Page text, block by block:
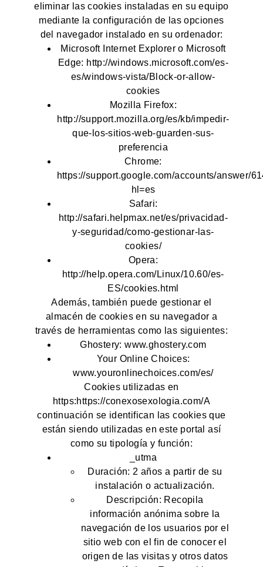
eliminar las cookies instaladas en su equipo
mediante la configuración de las opciones
del navegador instalado en su ordenador:
Microsoft Internet Explorer o Microsoft
Edge: http://windows.microsoft.com/es-
es/windows-vista/Block-or-allow-
cookies
Mozilla Firefox:
http://support.mozilla.org/es/kb/impedir-
que-los-sitios-web-guarden-sus-
preferencia
Chrome:
https://support.google.com/accounts/answer/
hl=es
Safari:
http://safari.helpmax.net/es/privacidad-
y-seguridad/como-gestionar-las-
cookies/
Opera:
http://help.opera.com/Linux/10.60/es-
ES/cookies.html
Además, también puede gestionar el
almacén de cookies en su navegador a
través de herramientas como las siguientes:
Ghostery: www.ghostery.com
Your Online Choices:
www.youronlinechoices.com/es/
Cookies utilizadas en
https:https://conexosexologia.com/A
continuación se identifican las cookies que
están siendo utilizadas en este portal así
como su tipología y función:
_utma
Duración: 2 años a partir de su
instalación o actualización.
Descripción: Recopila
información anónima sobre la
navegación de los usuarios por el
sitio web con el fin de conocer el
origen de las visitas y otros datos